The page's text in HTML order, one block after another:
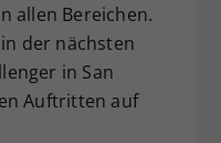
allen Bereichen.
der nächsten
in San
Auftritten auf